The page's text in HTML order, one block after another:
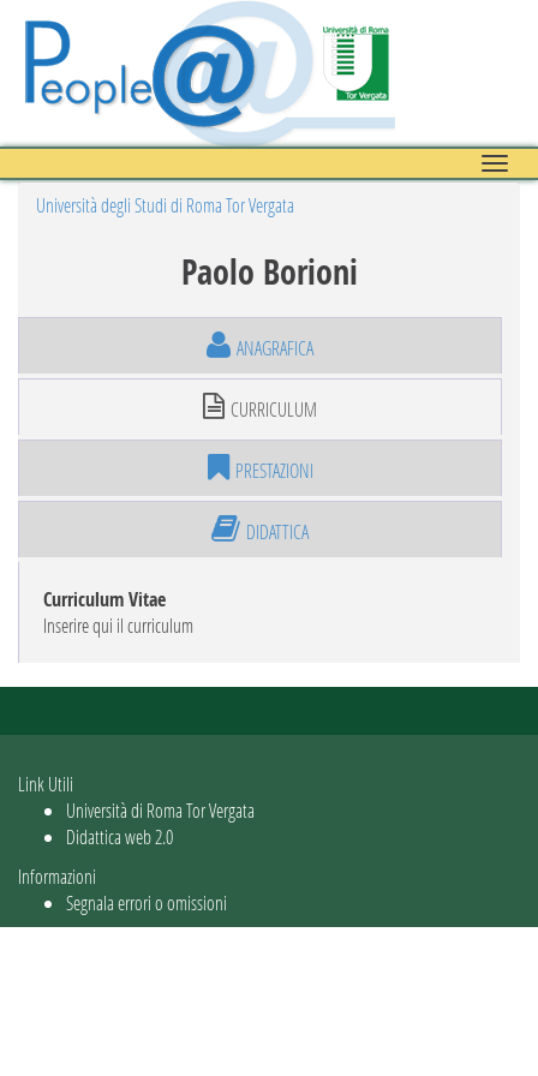
Toggle
Università degli Studi di Roma Tor Vergata
Paolo Borioni
ANAGRAFICA
CURRICULUM
PRESTAZIONI
DIDATTICA
Curriculum Vitae
Inserire qui il curriculum
Link Utili
Università di Roma Tor Vergata
Didattica web 2.0
Informazioni
Segnala errori o omissioni